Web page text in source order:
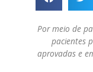
Por meio de
pacientes
aprovadas e